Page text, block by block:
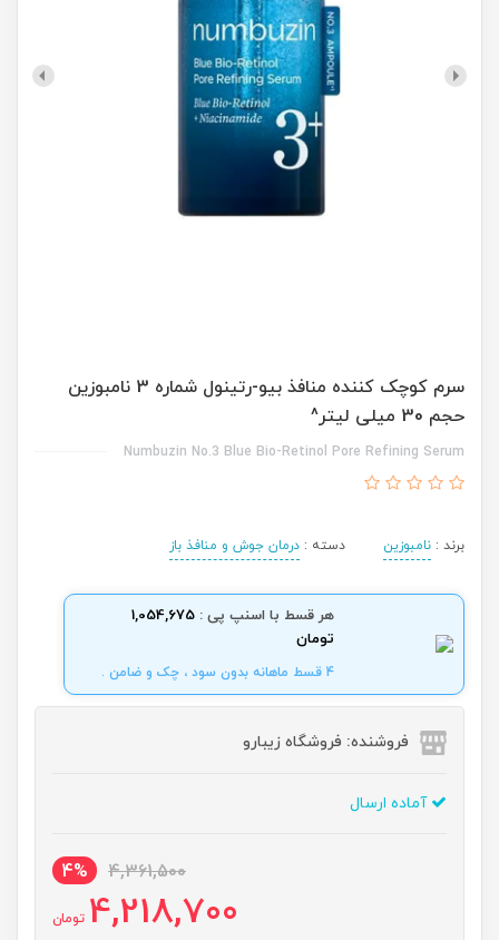
سرم کوچک کننده منافذ بیو-رتینول شماره 3 نامبوزین
حجم 30 میلی لیتر^
Numbuzin No.3 Blue Bio-Retinol Pore Refining Serum
برند : نامبوزین دسته : درمان جوش و منافذ باز
هر قسط با اسنپ پی : 1,054,675
تومان
4 قسط ماهانه بدون سود ، چک و ضامن .
فروشنده: فروشگاه زیبارو
آماده ارسال
4,361,500
4%
4,218,700 تومان